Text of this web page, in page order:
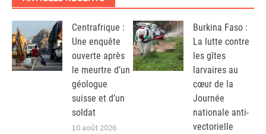
Centrafrique :
Une enquête
ouverte après
le meurtre d’un
géologue
suisse et d’un
soldat
10 août 2026
Burkina Faso :
La lutte contre
les gîtes
larvaires au
cœur de la
Journée
nationale anti-
vectorielle